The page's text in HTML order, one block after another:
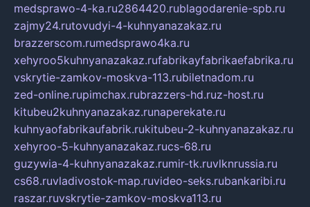
medsprawo-4-ka.ru2864420.rublagodarenie-spb.ru
zajmy24.rutovudyi-4-kuhnyanazakaz.ru
brazzerscom.rumedsprawo4ka.ru
xehyroo5kuhnyanazakaz.rufabrikayfabrikaefabrika.ru
vskrytie-zamkov-moskva-113.rubiletnadom.ru
zed-online.rupimchax.rubrazzers-hd.ruz-host.ru
kitubeu2kuhnyanazakaz.runaperekate.ru
kuhnyaofabrikaufabrik.rukitubeu-2-kuhnyanazakaz.ru
xehyroo-5-kuhnyanazakaz.rucs-68.ru
guzywia-4-kuhnyanazakaz.rumir-tk.ruvlknrussia.ru
cs68.ruvladivostok-map.ruvideo-seks.rubankaribi.ru
raszar.ruvskrytie-zamkov-moskva113.ru